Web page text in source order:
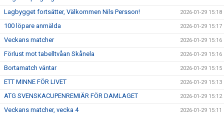
Lagbygget fortsätter, Välkommen Nils Persson! 2026-01-29 15:18
100 löpare anmälda 2026-01-29 15:17
Veckans matcher 2026-01-29 15:16
Förlust mot tabelltvåan Skånela 2026-01-29 15:16
Bortamatch väntar 2026-01-29 15:15
ETT MINNE FÖR LIVET 2026-01-29 15:13
ATG SVENSKACUPENREMIÄR FÖR DAMLAGET 2026-01-29 15:12
Veckans matcher, vecka 4 2026-01-29 15:11